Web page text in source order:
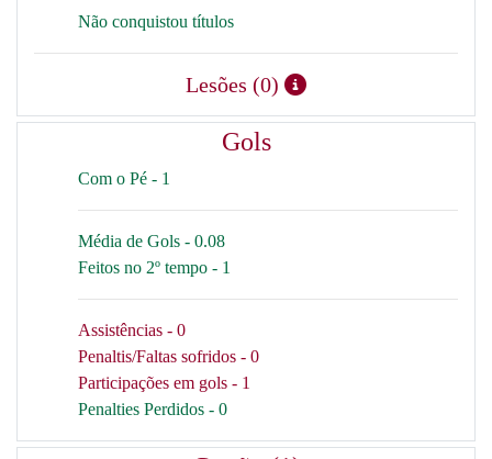
Não conquistou títulos
Lesões (0)
Gols
Com o Pé - 1
Média de Gols - 0.08
Feitos no 2º tempo - 1
Assistências - 0
Penaltis/Faltas sofridos - 0
Participações em gols - 1
Penalties Perdidos - 0